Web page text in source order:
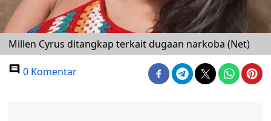
Millen Cyrus ditangkap terkait dugaan narkoba (Net)
0 Komentar